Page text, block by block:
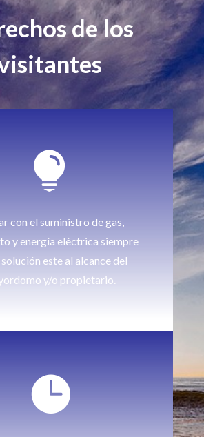
de los

con el suministro de gas,
y energía eléctrica siempre
solución este al alcance del
y/o propietario.
